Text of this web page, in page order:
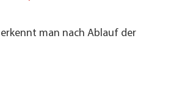
man nach Ablauf der